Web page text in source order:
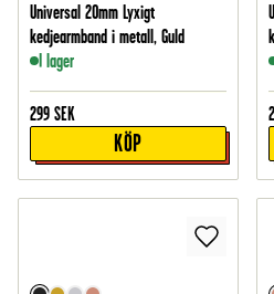
Universal 20mm Lyxigt
kedjearmband i metall, Guld
I lager
299 SEK
KÖP